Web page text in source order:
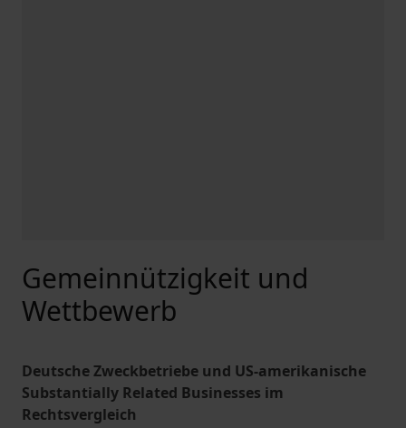
Gemeinnützigkeit und
Wettbewerb
Deutsche Zweckbetriebe und US-amerikanische
Substantially Related Businesses im
Rechtsvergleich